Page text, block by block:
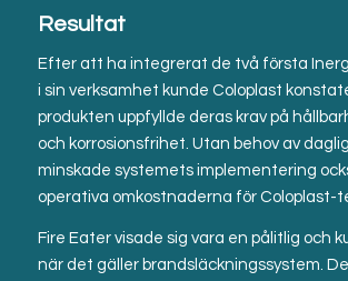
Resultat
Efter att ha integrerat de två första
i sin verksamhet kunde Coloplast
produkten uppfyllde deras krav på
och korrosionsfrihet. Utan behov av
minskade systemets implementering
operativa omkostnaderna för Coloplast-
Fire Eater visade sig vara en pålitlig och
när det gäller brandsläckningssystem.